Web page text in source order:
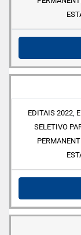
EDITAIS 2022,
SELETIVO